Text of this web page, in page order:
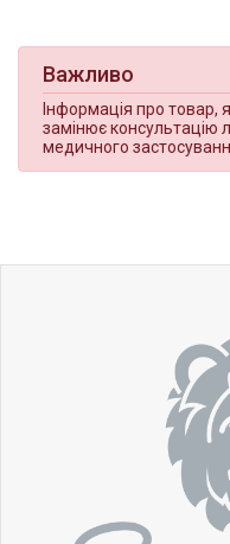
Важливо
Інформація про товар,
замінює консультацію
медичного